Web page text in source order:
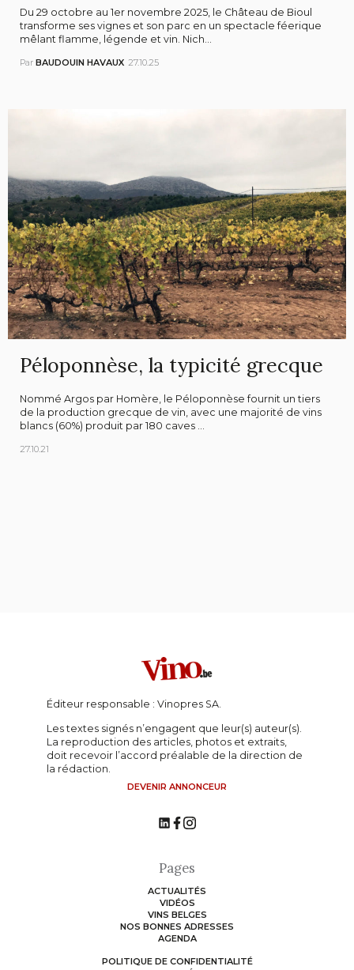
Du 29 octobre au 1er novembre 2025, le Château de Bioul
transforme ses vignes et son parc en un spectacle féerique
mêlant flamme, légende et vin. Nich...
Par BAUDOUIN HAVAUX 27.10.25
Péloponnèse, la typicité grecque
Nommé Argos par Homère, le Péloponnèse fournit un tiers
de la production grecque de vin, avec une majorité de vins
blancs (60%) produit par 180 caves ...
27.10.21
Éditeur responsable : Vinopres SA.
Les textes signés n’engagent que leur(s) auteur(s).
La reproduction des articles, photos et extraits,
doit recevoir l’accord préalable de la direction de
la rédaction.
DEVENIR ANNONCEUR
Pages
ACTUALITÉS
VIDÉOS
VINS BELGES
NOS BONNES ADRESSES
AGENDA
POLITIQUE DE CONFIDENTIALITÉ